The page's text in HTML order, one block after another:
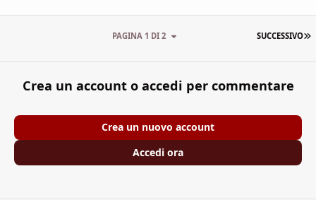
SUCCESSIVO
PAGINA 1 DI 2
Crea un account o accedi per commentare
Crea un nuovo account
Accedi ora